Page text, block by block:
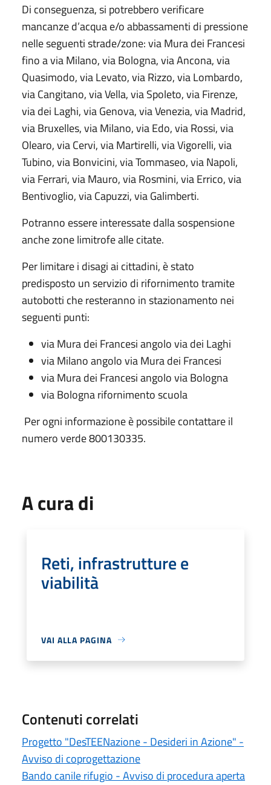
Di conseguenza, si potrebbero verificare
mancanze d’acqua e/o abbassamenti di pressione
nelle seguenti strade/zone: via Mura dei Francesi
fino a via Milano, via Bologna, via Ancona, via
Quasimodo, via Levato, via Rizzo, via Lombardo,
via Cangitano, via Vella, via Spoleto, via Firenze,
via dei Laghi, via Genova, via Venezia, via Madrid,
via Bruxelles, via Milano, via Edo, via Rossi, via
Olearo, via Cervi, via Martirelli, via Vigorelli, via
Tubino, via Bonvicini, via Tommaseo, via Napoli,
via Ferrari, via Mauro, via Rosmini, via Errico, via
Bentivoglio, via Capuzzi, via Galimberti.
Potranno essere interessate dalla sospensione
anche zone limitrofe alle citate.
Per limitare i disagi ai cittadini, è stato
predisposto un servizio di rifornimento tramite
autobotti che resteranno in stazionamento nei
seguenti punti:
via Mura dei Francesi angolo via dei Laghi
via Milano angolo via Mura dei Francesi
via Mura dei Francesi angolo via Bologna
via Bologna rifornimento scuola
Per ogni informazione è possibile contattare il
numero verde 800130335.
A cura di
Reti, infrastrutture e
viabilità
VAI ALLA PAGINA
Contenuti correlati
Progetto "DesTEENazione - Desideri in Azione" -
Avviso di coprogettazione
Bando canile rifugio - Avviso di procedura aperta